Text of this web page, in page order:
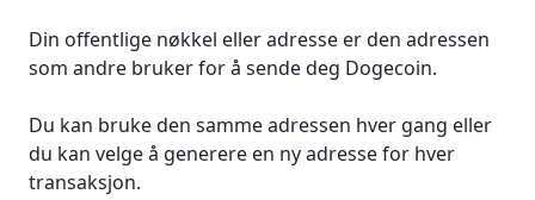
Din offentlige nøkkel eller adresse er den adressen
som andre bruker for å sende deg Dogecoin.
Du kan bruke den samme adressen hver gang eller
du kan velge å generere en ny adresse for hver
transaksjon.